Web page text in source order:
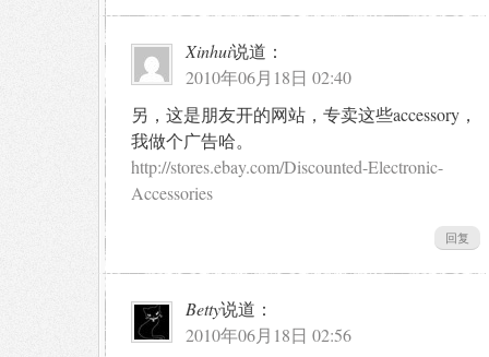
Xinhui说道：
2010年06月18日 02:40
另，这是朋友开的网站，专卖这些accessory，
我做个广告哈。
http://stores.ebay.com/Discounted-Electronic-
Accessories
回复
Betty说道：
2010年06月18日 02:56